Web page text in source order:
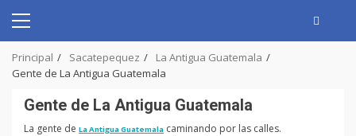
content
Primary
Principal Sacatepequez
La Antigua Guatemala
Gente de La Antigua Guatemala
Gente de La Antigua Guatemala
La gente de La Antigua Guatemala caminando por las calles.